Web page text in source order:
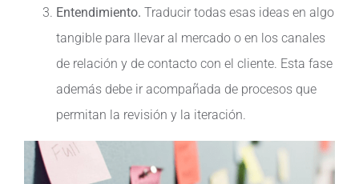
Entendimiento. Traducir todas esas ideas en algo
tangible para llevar al mercado o en los canales
de relación y de contacto con el cliente. Esta fase
además debe ir acompañada de procesos que
permitan la revisión y la iteración.